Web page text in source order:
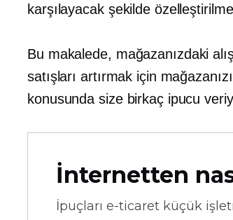
karşılayacak şekilde
Bu makalede, mağazanızdaki
satışları artırmak için
konusunda size birkaç ipucu
İnternetten
İpuçları e-ticaret küçük